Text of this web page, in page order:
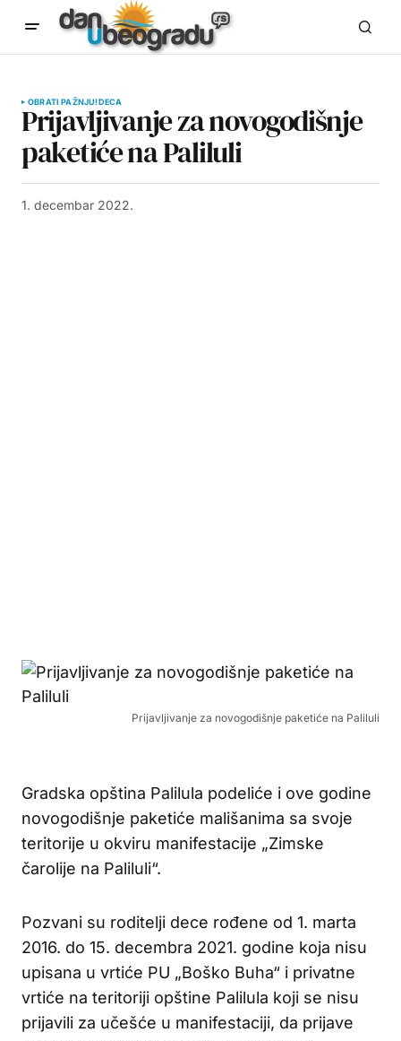
OBRATI PAŽNJU!DECA
Prijavljivanje za novogodišnje
paketiće na Paliluli
1. decembar 2022.
Prijavljivanje za novogodišnje paketiće na Paliluli
Gradska opština Palilula podeliće i ove godine
novogodišnje paketiće mališanima sa svoje
teritorije u okviru manifestacije „Zimske
čarolije na Paliluli“.
Pozvani su roditelji dece rođene od 1. marta
2016. do 15. decembra 2021. godine koja nisu
upisana u vrtiće PU „Boško Buha“ i privatne
vrtiće na teritoriji opštine Palilula koji se nisu
prijavili za učešće u manifestaciji, da prijave